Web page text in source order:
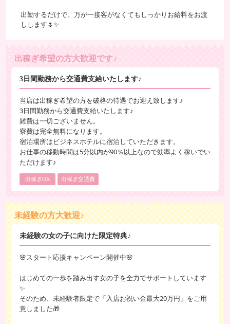
出勤するだけで、万が一接客がなくてもしっかりお給料をお渡
しします🌷✨
出稼ぎ希望の方大歓迎です♪
3日間勤務から交通費支給いたします♪
当店は出稼ぎ希望の方を破格の待遇でお迎え致します♪
3日間勤務から交通費支給いたします♪
雑費は一切ございません。
寮費は完全無料になります。
宿泊場所はビジネスホテルに宿泊していただきます。
お仕事の移動時間は5分以内が90％以上なので効率よく稼いでい
ただけます♪
出稼ぎOK 出稼ぎ交通費
未経験の方大歓迎♪
未経験の女の子に向けた限定特典♪
🌸スタート応援キャンペーン開催中🌸
はじめての一歩を踏み出す女の子を全力でサポートしています
✨
そのため、未経験者限定で「入店お祝い金最大20万円」をご用
意しました🎁